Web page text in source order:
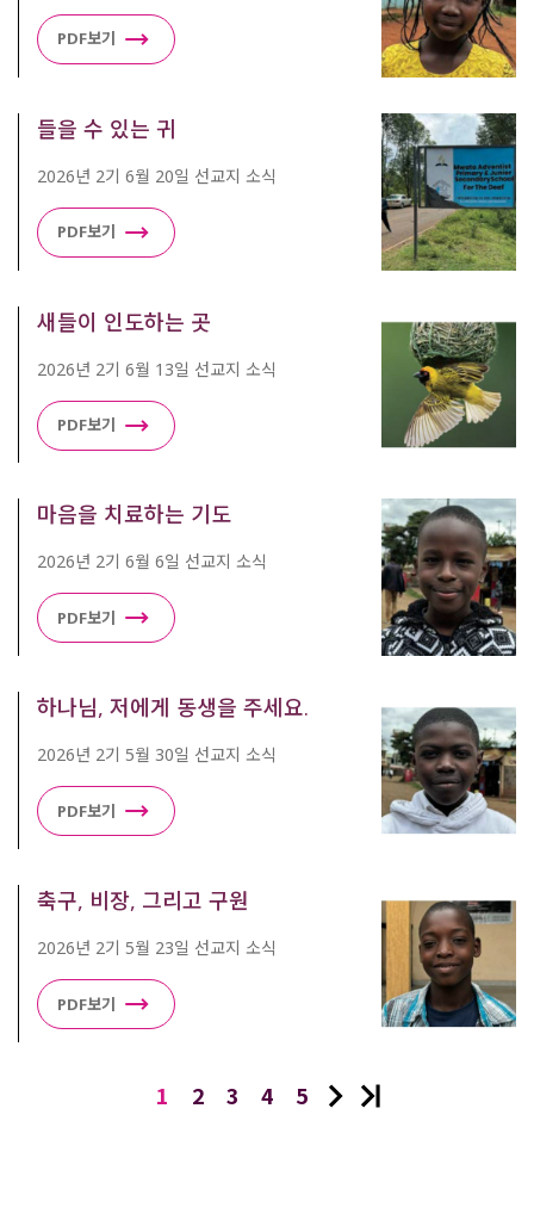
PDF보기
들을 수 있는 귀
2026년 2기 6월 20일 선교지 소식
PDF보기
새들이 인도하는 곳
2026년 2기 6월 13일 선교지 소식
PDF보기
마음을 치료하는 기도
2026년 2기 6월 6일 선교지 소식
PDF보기
하나님, 저에게 동생을 주세요.
2026년 2기 5월 30일 선교지 소식
PDF보기
축구, 비장, 그리고 구원
2026년 2기 5월 23일 선교지 소식
PDF보기
1 2 3 4 5